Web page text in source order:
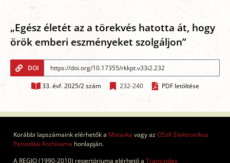
„Egész életét az a törekvés hatotta át, hogy
örök emberi eszményeket szolgáljon”
DOI
33. évf. 2025/2 szám 232-240 PDF letöltése
Korábbi lapszámaink elérhetők a Matarka vagy azOSzK Elektronikus
Periodika Archívuma honlapján.
A REGIO (1990-2010) repertóriuma elérhető a Transindex